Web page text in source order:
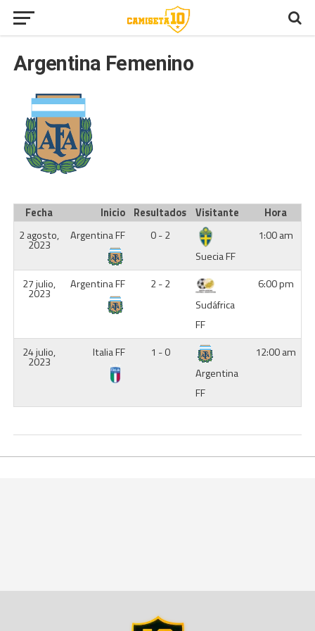
Argentina Femenino
Fecha Inicio Resultados Visitante
Hora
2 agosto,
2023
Argentina FF
0 - 2
Suecia FF
1:00 am
27 julio,
2023
Argentina FF
2 - 2
Sudáfrica
FF
6:00 pm
24 julio,
2023
Italia FF
1 - 0
Argentina
FF
12:00 am